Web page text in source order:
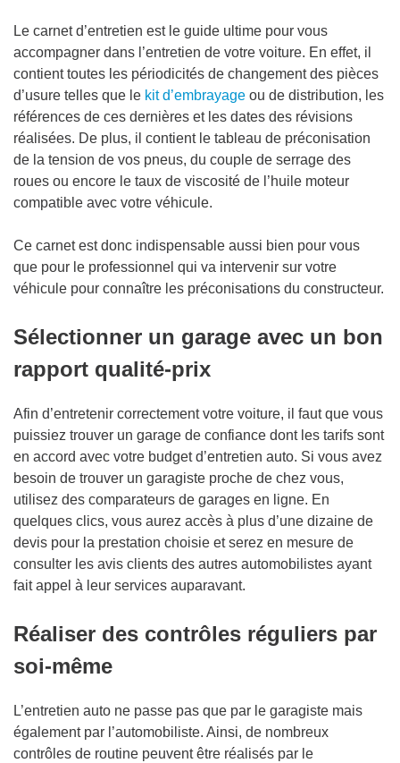
Le carnet d’entretien est le guide ultime pour vous
accompagner dans l’entretien de votre voiture. En effet, il
contient toutes les périodicités de changement des pièces
d’usure telles que le kit d’embrayage ou de distribution, les
références de ces dernières et les dates des révisions
réalisées. De plus, il contient le tableau de préconisation
de la tension de vos pneus, du couple de serrage des
roues ou encore le taux de viscosité de l’huile moteur
compatible avec votre véhicule.
Ce carnet est donc indispensable aussi bien pour vous
que pour le professionnel qui va intervenir sur votre
véhicule pour connaître les préconisations du constructeur.
Sélectionner un garage avec un bon
rapport qualité-prix
Afin d’entretenir correctement votre voiture, il faut que vous
puissiez trouver un garage de confiance dont les tarifs sont
en accord avec votre budget d’entretien auto. Si vous avez
besoin de trouver un garagiste proche de chez vous,
utilisez des comparateurs de garages en ligne. En
quelques clics, vous aurez accès à plus d’une dizaine de
devis pour la prestation choisie et serez en mesure de
consulter les avis clients des autres automobilistes ayant
fait appel à leur services auparavant.
Réaliser des contrôles réguliers par
soi-même
L’entretien auto ne passe pas que par le garagiste mais
également par l’automobiliste. Ainsi, de nombreux
contrôles de routine peuvent être réalisés par le